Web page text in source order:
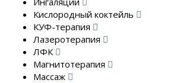
Кислородный коктейль
КУФ-терапия
Лазеротерапия
ЛФК
Магнитотерапия
Массаж